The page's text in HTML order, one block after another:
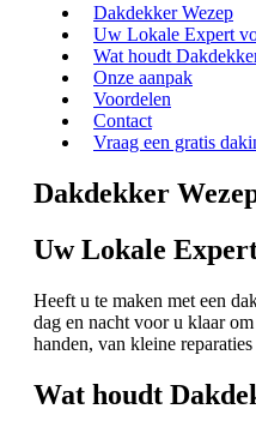
Dakdekker Wezep
Uw Lokale Expert
Wat houdt
Onze aanpak
Voordelen
Contact
Vraag een gratis
Dakdekker
Uw Lokale
Heeft u te maken met een
dag en nacht voor u klaar
handen, van kleine
Wat houdt